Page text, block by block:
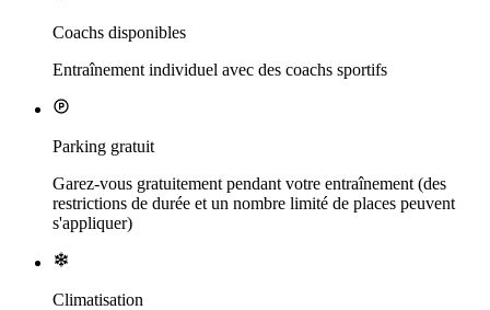
Coachs disponibles
Entraînement individuel avec des coachs sportifs
Parking gratuit
Garez-vous gratuitement pendant votre entraînement (des
restrictions de durée et un nombre limité de places peuvent
s'appliquer)
Climatisation